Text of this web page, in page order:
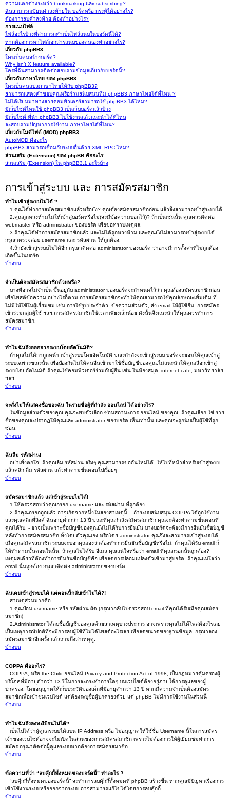
ความแตกต่างระหว่า bookmarking และ subscribing?
ฉันสามารถเขียนคำลงท้ายใน บอร์ดหรือ กระทู้ได้อย่างไร?
ต้องการลบคำลงท้าย ต้องทำอย่างไร?
การแนบไฟล์
ไฟล์อะไรบ้างที่สามารถทำเป็นไฟล์แนบในบอร์ดนี้ได้?
หากต้องการหาไฟล์เอกสารแนบของตนเองทำอย่างไร?
เกี่ยวกับ phpBB3
ใครเป็นคนสร้างบอร์ด?
Why isn’t X feature available?
ใครที่ฉันสามารถติดต่อสอบถามข้อมูลเกี่ยวกับบอร์ดนี้?
เกี่ยวกับภาษาไทย ของ phpBB3
ใครเป็นคนแปลภาษาไทยให้กับ phpBB3?
สามารถแสดงคำขอบคุณหรือร่วมสนับสนุนทีม phpBB3 ภาษาไทยได้ที่ไหน ?
ไม่ได้เรียนมาทางสายคอมพิวเตอร์สามารถใช้ phpBB3 ได้ไหม?
มีเว็บไซต์ไหนใช้ phpBB3 เป็นเว็บบอร์ดแล้วบ้าง
มีเว็บไซต์ ที่นำ phpBB3 ไปใช้งานแล้วแนะนำได้ที่ไหน
จะสอบถามปัญหาการใช้งาน ภาษาไทยได้ที่ไหน?
เกี่ยวกับโมดิไฟด์ (MOD) phpBB3
AutoMOD คืออะไร
phpBB3 สามารถเชื่อมกับระบบอื่นด้วย XML-RPC ไหม?
ส่วนเสริม (Extension) ของ phpBB คืออะไร
ส่วนเสริม (Extension) ใน phpBB3.1 อะไรบ้าง
การเข้าสู่ระบบ และ การสมัครสมาชิก
ทำไมเข้าสู่ระบบไม่ได้ ?
1.คุณได้ทำการสมัครสมาชิกแล้วหรือยัง? คุณต้องสมัครสมาชิกก่อน แล้วจึงสามารถเข้าสู่ระบบได้.
2.คุณถูกหวงห้ามไม่ให้เข้าสู่บอร์ดหรือไม่(จะมีข้อความบอกไว้)? ถ้าเป็นเช่นนั้น คุณควรติดต่อ
webmaster หรือ administrator ของบอร์ด เพื่อขอทราบเหตุผล.
3.ถ้าคุณได้ทำการสมัครสมาชิกแล้ว และไม่ได้ถูกหวงห้าม และคุณยังไม่สามารถเข้าสู่ระบบได้
กรุณาตรวจสอบ username และ รหัสผ่าน ให้ถูกต้อง.
4.ถ้ายังเข้าสู่ระบบไม่ได้อีก กรุณาติดต่อ administrator ของบอร์ด ว่าอาจมีการตั้งค่าที่ไม่ถูกต้อง
เกิดขึ้นในบอร์ด.
ข้างบน
จำเป็นต้องสมัครสมาชิกด้วยหรือ?
บางทีอาจไม่จำเป็น ขึ้นอยู่กับ administrator ของบอร์ดจะกำหนดไว้ว่า คุณต้องสมัครสมาชิกก่อน
เพื่อโพสต์ข้อความ อย่างไรก็ตาม การสมัครสมาชิกจะทำให้คุณสามารถใช้คุณลักษณะเพิ่มเติม ที่
ไม่มีให้ใช้ในผู้เยี่ยมชม เช่น การใช้รูปประจำตัว, ข้อความส่วนตัว, ส่ง email ให้ผู้ใช้อื่น, การสมัคร
เข้าร่วมกลุ่มผู้ใช้ ฯลฯ.การสมัครสมาชิกใช้เวลาเพียงเล็กน้อย ดังนั้นจึงแนะนำให้คุณควรทำการ
สมัครสมาชิก.
ข้างบน
ทำไมฉันถึงออกจากระบบโดยอัตโนมัติ?
ถ้าคุณไม่ได้กาถูกหน้า เข้าสู่ระบบโดยอัตโนมัติ ขณะกำลังจะเข้าสู่ระบบ บอร์ดจะยอมให้คุณเข้าสู่
ระบบเฉพาะขณะนั้น เพื่อป้องกันไม่ให้คนอื่นเข้ามาใช้ชื่อบัญชีของคุณ.ไม่แนะนำให้คุณเลือกเข้าสู่
ระบบโดยอัตโนมัติ ถ้าคุณใช้คอมพิวเตอร์ร่วมกับผู้อื่น เช่น ในห้องสมุด, internet cafe, มหาวิทยาลัย,
ฯลฯ
ข้างบน
จะสั่งไม่ให้แสดงชื่อของฉัน ในรายชื่อผู้ที่กำลัง ออนไลน์ ได้อย่างไร?
ในข้อมูลส่วนตัวของคุณ คุณจะพบตัวเลือก ซ่อนสถานะการ ออนไลน์ ของคุณ. ถ้าคุณเลือก ใช่ ราย
ชื่อของคุณจะปรากฏให้คุณและ administrator ของบอร์ด เห็นเท่านั้น และคุณจะถูกนับเป็นผู้ใช้ที่ถูก
ซ่อน.
ข้างบน
ฉันลืม รหัสผ่าน!
อย่าเพิ่งตกใจ! ถ้าคุณลืม รหัสผ่าน จริงๆ คุณสามารถขออันใหม่ได้. ให้ไปที่หน้าสำหรับเข้าสู่ระบบ
แล้วคลิก ลืม รหัสผ่าน แล้วทำตามขั้นตอนไปเรื่อยๆ
ข้างบน
สมัครสมาชิกแล้ว แต่เข้าสู่ระบบไม่ได้!
1.ให้ตรวจสอบว่าคุณกรอก username และ รหัสผ่าน ที่ถูกต้อง.
2.ถ้าคุณกรอกถูกแล้ว อาจเกิดจากหนึ่งในสองสาเหตุนี้. - ถ้าระบบสนับสนุน COPPA ได้ถูกใช้งาน
และคุณคลิกที่ลิงค์ ฉันอายุต่ำกว่า 13 ปี ขณะที่คุณกำลังสมัครสมาชิก คุณจะต้องทำตามขั้นตอนที่
คุณได้รับ. - อาจเป็นเพราะชื่อบัญชีของคุณยังไม่ได้รับการยืนยัน บางบอร์ดจะต้องมีการยืนยันชื่อบัญชี
หลังทำการสมัครสมาชิก ทั้งโดยตัวคุณเอง หรือโดย administrator คุณจึงจะสามารถเข้าสู่ระบบได้.
เมื่อคุณสมัครสมาชิก ระบบจะบอกคุณเองว่าต้องทำการยืนยันชื่อบัญชีหรือไม่. ถ้าคุณได้รับ email ก็
ให้ทำตามขั้นตอนในนั้น, ถ้าคุณไม่ได้รับ อีเมล คุณแน่ใจหรือว่า email ที่คุณกรอกนั้นถูกต้อง?
เหตุผลเดียวที่ต้องทำการยืนยันชื่อบัญชีคือ เพื่อลดการปลอมแปลงตัวเข้ามาสู่บอร์ด. ถ้าคุณแน่ใจว่า
email นั้นถูกต้อง กรุณาติดต่อ administrator ของบอร์ด.
ข้างบน
ฉันเคยเข้าสู่ระบบได้ แต่ตอนนี้กลับเข้าไม่ได้?!
สาเหตุส่วนมากคือ
1.คุณป้อน username หรือ รหัสผ่าน ผิด (กรุณากลับไปตรวจสอบ email ที่คุณได้รับเมื่อคุณสมัคร
สมาชิก)
2.Administrator ได้ลบชื่อบัญชีของคุณด้วยสาเหตุบางประการ อาจเพราะคุณไม่ได้โพสต์อะไรเลย
เป็นเหตุการณ์ปกติที่จะมีการลบผู้ใช้ที่ไม่ได้โพสต์อะไรเลย เพื่อลดขนาดของฐานข้อมูล. กรุณาลอง
สมัครสมาชิกอีกครั้ง แล้วถามถึงสาเหตุดู.
ข้างบน
COPPA คืออะไร?
COPPA, หรือ the Child ออนไลน์ Privacy and Protection Act of 1998, เป็นกฏหมายคุ้มครองผู้
บริโภคที่มีอายุต่ำกว่า 13 ปีในการจะกระทำการใดๆ บนเวบไซต์ต้องอยู่ภายใต้การดูแลของผู้
ปกครอง, โดยอนุญาตให้เก็บประวัติของเด็กที่มีอายุต่ำกว่า 13 ปี หากมีความจำเป็นต้องสมัคร
สมาชิกเพื่อเข้าชมเวบไซต์ แต่ต้องระบุชื่อผู้ปกครองด้วย แต่ phpBB ไม่มีการใช้งานในส่วนนี้
ข้างบน
ทำไมฉันถึงลงทะเีบียนไม่ได้?
เป็นไปได้ว่าผู้ดูแลระบบได้แบน IP Address หรือ ไม่อนุญาตให้ใช้ชื่อ Username นี้ในการสมัคร
เจ้าของเวบไซต์อาจจะไม่เปิดในส่วนของการสมัครสมาชิก เพราะไม่ต้องการให้ผู้เยี่ยมชมทำการ
สมัคร กรุณาติดต่อผู็ดูแลระบบหากต้องการสมัครสมาชิก
ข้างบน
ข้อความที่ว่า “ลบคุีกกี้ทั้งหมดของบอร์ดนี้” ทำอะไร ?
“ลบคุีกกี้ทั้งหมดของบอร์ดนี้” จะทำการลบคุ๊กกี๊ทั้งหมดที่ phpBB สร้างขึ้น หากคุณมีปัญหาเรื่องการ
เข้าใช้งานระบบหรือออกจากระบบ อาจสามารถแก้ไขได้โดยการลบคุ๊กกี้
ข้างบน